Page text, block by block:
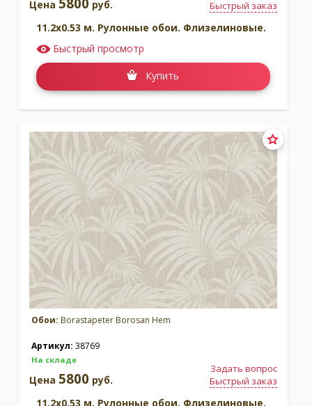
Быстрый заказ
Цена
руб.
11.2x0.53 м. Рулонные обои. Флизелиновые.
Быстрый просмотр
Купить
Обои: Borastapeter Borosan Hem
Артикул: 38769
На складе
Задать вопрос
Быстрый заказ
Цена 5800 руб.
11.2x0.53 м. Рулонные обои. Флизелиновые.